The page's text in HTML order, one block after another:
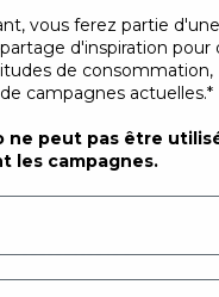
à 14h00)
vous ferez partie d'une
d'inspiration pour
de consommation,
campagnes actuelles.*
ne peut pas être
les campagnes.